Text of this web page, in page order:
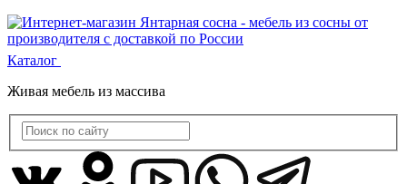
Каталог
Живая мебель из массива